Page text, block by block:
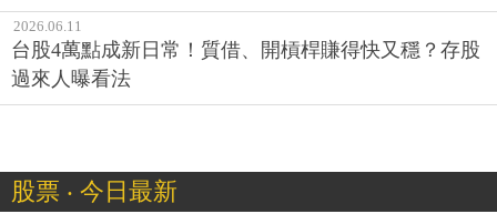
2026.06.11
台股4萬點成新日常！質借、開槓桿賺得快又穩？存股
過來人曝看法
股票 ‧ 今日最新